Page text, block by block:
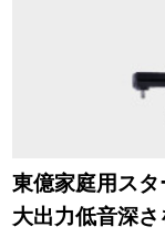
東億家庭用ス
大出力低音深